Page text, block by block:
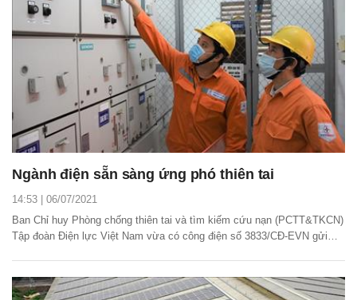
Ngành điện sẵn sàng ứng phó thiên tai
14:53 | 06/07/2021
Ban Chỉ huy Phòng chống thiên tai và tìm kiếm cứu nạn (PCTT&TKCN)
Tập đoàn Điện lực Việt Nam vừa có công điện số 3833/CĐ-EVN gửi